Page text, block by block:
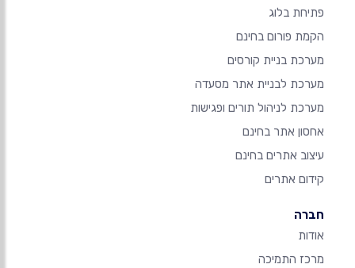
פתיחת בלוג
הקמת פורום בחינם
מערכת בניית קורסים
מערכת לבניית אתר מסעדה
מערכת לניהול תורים ופגישות
אחסון אתר בחינם
עיצוב אתרים בחינם
קידום אתרים
חברה
אודות
מרכז התמיכה